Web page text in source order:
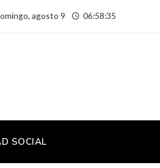
agosto 9 06:58:35
SOCIAL